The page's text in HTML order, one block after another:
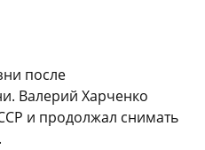
после
Валерий Харченко
и продолжал снимать